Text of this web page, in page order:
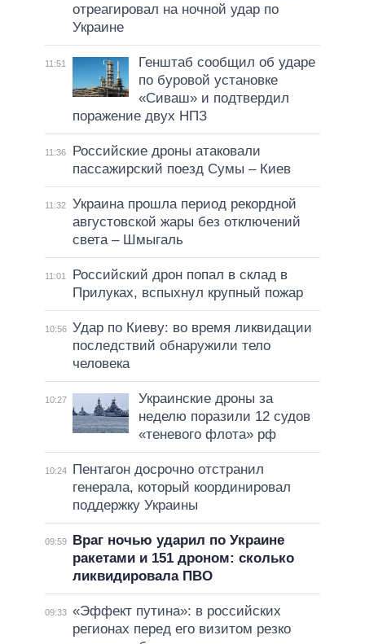
отреагировал на ночной удар по
Украине
11:51
Генштаб сообщил об ударе
по буровой установке
«Сиваш» и подтвердил
поражение двух НПЗ
11:36
Российские дроны атаковали
пассажирский поезд Сумы – Киев
11:32
Украина прошла период рекордной
августовской жары без отключений
света – Шмыгаль
11:01
Российский дрон попал в склад в
Прилуках, вспыхнул крупный пожар
10:56 Удар по Киеву: во время ликвидации
последствий обнаружили тело
человека
10:27
Украинские дроны за
неделю поразили 12 судов
«теневого флота» рф
10:24
Пентагон досрочно отстранил
генерала, который координировал
поддержку Украины
09:59
Враг ночью ударил по Украине
ракетами и 151 дроном: сколько
ликвидировала ПВО
09:33 «Эффект путина»: в российских
регионах перед его визитом резко